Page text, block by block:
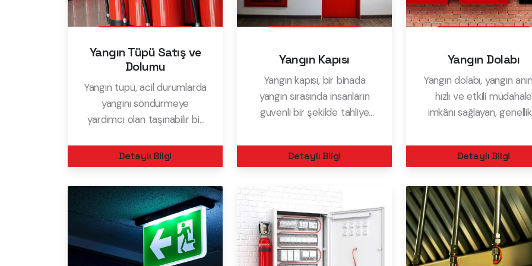
Yangın Tüpü Satış ve
Dolumu
Yangın tüpü, acil durumlarda
yangını söndürmeye
yardımcı olan taşınabilir bir
Her evde, iş yerinde ve
araçta bulunması gereken
bu cihaz, yangın anında
hayat kurtarıcı bir rol oynar.
Yangın tüpü, yangın başlar
başlamaz anında m
Detaylı Bilgi
Yangın Kapısı
Yangın kapısı, bir binada
yangın sırasında insanların
güvenli bir şekilde tahliye
yangının yayılmasını önlemek
için tasarlanmış özel bir
genellikle yangına dayanıklı
malzemelerden yapılır ve
bina güvenliğ
Detaylı Bilgi
Yangın Dolabı
Yangın dolabı, yangın
hızlı ve etkili müdahale
imkânı sağlayan,
için kullanılan
saklandığı özel
alınması gereken en
tedbirlerden biridir ve
Detaylı Bilgi